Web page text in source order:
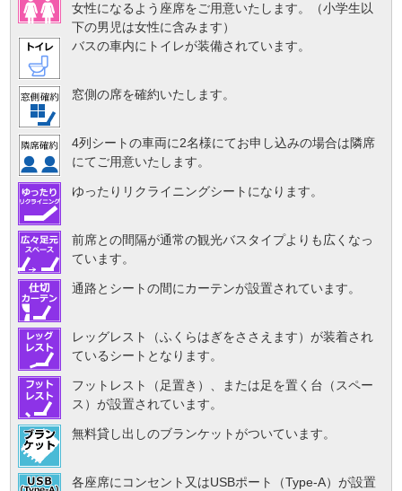
女性になるよう座席をご用意いたします。（小学生以
下の男児は女性に含みます）
バスの車内にトイレが装備されています。
窓側の席を確約いたします。
4列シートの車両に2名様にてお申し込みの場合は隣席
にてご用意いたします。
ゆったりリクライニングシートになります。
前席との間隔が通常の観光バスタイプよりも広くなっ
ています。
通路とシートの間にカーテンが設置されています。
レッグレスト（ふくらはぎをささえます）が装着され
ているシートとなります。
フットレスト（足置き）、または足を置く台（スペー
ス）が設置されています。
無料貸し出しのブランケットがついています。
各座席にコンセント又はUSBポート（Type-A）が設置